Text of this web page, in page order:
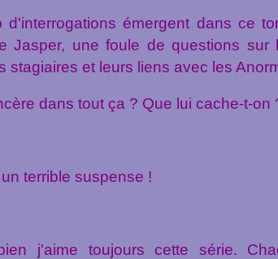
d'interrogations émergent dans ce
Jasper, une foule de questions sur
stagiaires et leurs liens avec les
dans tout ça ? Que lui cache-t-on
terrible suspense !
j'aime toujours cette série.